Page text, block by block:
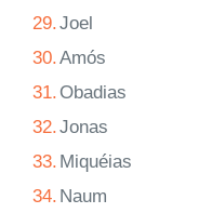
29.Joel
30.Amós
31. Obadias
32.Jonas
33. Miquéias
34. Naum